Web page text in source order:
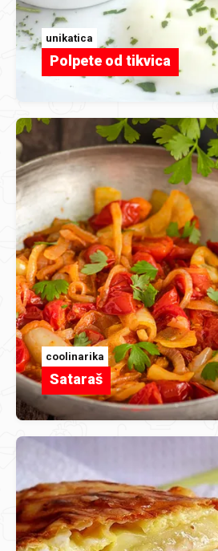
unikatica
Polpete od tikvica
coolinarika
Sataraš